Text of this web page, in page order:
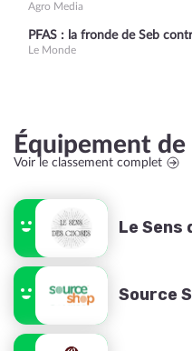
Agro Media
PFAS : la fronde de Seb
Le Monde
Équipement
Voir le classement complet
Le Sens
Source